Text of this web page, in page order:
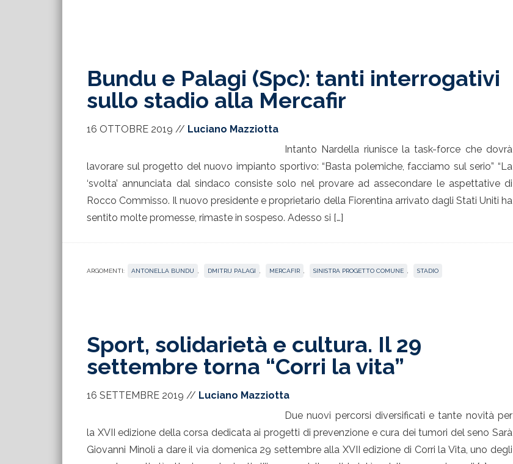
Bundu e Palagi (Spc): tanti interrogativi
sullo stadio alla Mercafir
16 OTTOBRE 2019 // Luciano Mazziotta
Intanto Nardella riunisce la task-force che dovrà
lavorare sul progetto del nuovo impianto sportivo: “Basta polemiche, facciamo sul serio” “La
‘svolta’ annunciata dal sindaco consiste solo nel provare ad assecondare le aspettative di
Rocco Commisso. Il nuovo presidente e proprietario della Fiorentina arrivato dagli Stati Uniti ha
sentito molte promesse, rimaste in sospeso. Adesso si […]
ARGOMENTI: ANTONELLA BUNDU DMITRIJ PALAGI MERCAFIR SINISTRA PROGETTO COMUNE STADIO
Sport, solidarietà e cultura. Il 29
settembre torna “Corri la vita”
16 SETTEMBRE 2019 // Luciano Mazziotta
Due nuovi percorsi diversificati e tante novità per
la XVII edizione della corsa dedicata ai progetti di prevenzione e cura dei tumori del seno Sarà
Giovanni Minoli a dare il via domenica 29 settembre alla XVII edizione di Corri la Vita, uno degli